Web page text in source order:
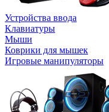
Устройства ввода
Клавиатуры
Мыши
Коврики для мышек
Игровые манипуляторы